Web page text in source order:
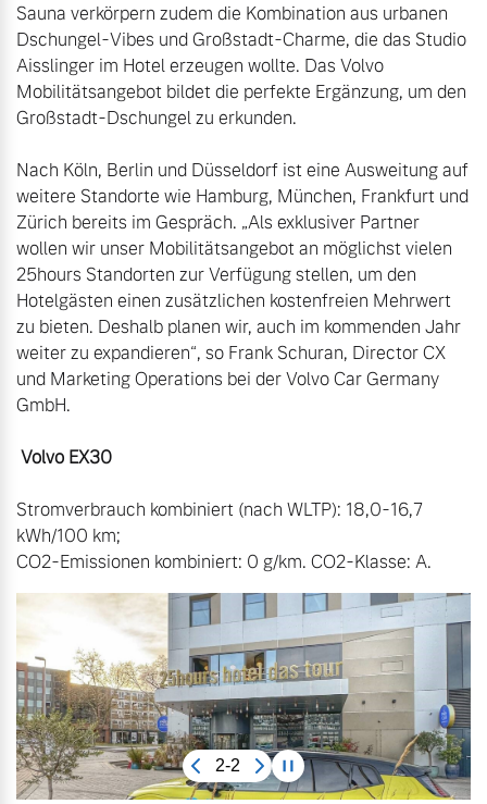
Sauna verkörpern zudem die Kombination aus urbanen
Dschungel-Vibes und Großstadt-Charme, die das Studio
Aisslinger im Hotel erzeugen wollte. Das Volvo
Mobilitätsangebot bildet die perfekte Ergänzung, um den
Großstadt-Dschungel zu erkunden.
Nach Köln, Berlin und Düsseldorf ist eine Ausweitung auf
weitere Standorte wie Hamburg, München, Frankfurt und
Zürich bereits im Gespräch. „Als exklusiver Partner
wollen wir unser Mobilitätsangebot an möglichst vielen
25hours Standorten zur Verfügung stellen, um den
Hotelgästen einen zusätzlichen kostenfreien Mehrwert
zu bieten. Deshalb planen wir, auch im kommenden Jahr
weiter zu expandieren“, so Frank Schuran, Director CX
und Marketing Operations bei der Volvo Car Germany
GmbH.
Volvo EX30
Stromverbrauch kombiniert (nach WLTP): 18,0-16,7
kWh/100 km;
CO2-Emissionen kombiniert: 0 g/km. CO2-Klasse: A.
2-2